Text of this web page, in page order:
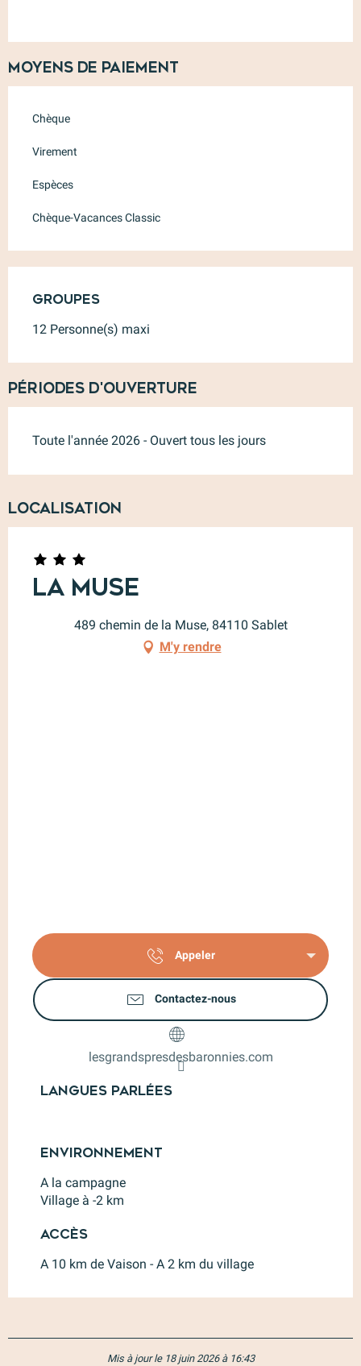
Moyens de paiement
Chèque
Virement
Espèces
Chèque-Vacances Classic
Groupes
Groupes
12 Personne(s) maxi
Périodes d'ouverture
Toute l'année 2026 - Ouvert tous les jours
Localisation
La Muse
489 chemin de la Muse, 84110 Sablet
M'y rendre
Appeler
Contactez-nous
lesgrandspresdesbaronnies.com
Langues parlées
Langues parlées
Environnement
Environnement
A la campagne
Village à -2 km
Accès
Accès
A 10 km de Vaison - A 2 km du village
Mis à jour le 18 juin 2026 à 16:43